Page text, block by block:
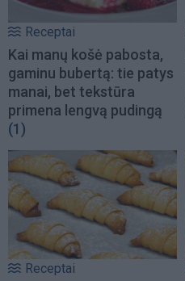
Receptai
Kai manų košė pabosta,
gaminu bubertą: tie patys
manai, bet tekstūra
primena lengvą pudingą
(1)
Receptai